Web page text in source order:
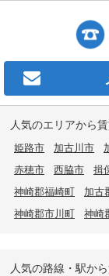
人気のエリアから
姫路市 加古川市
赤穂市
西脇市 揖
神崎郡福崎町
加古
神崎郡市川町
神崎
人気の路線・駅か